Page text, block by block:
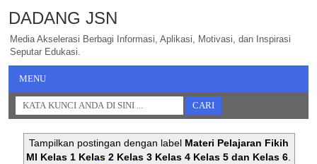
DADANG JSN
Media Akselerasi Berbagi Informasi, Aplikasi, Motivasi, dan Inspirasi
Seputar Edukasi.
MENU
Tampilkan postingan dengan label Materi Pelajaran Fikih
MI Kelas 1 Kelas 2 Kelas 3 Kelas 4 Kelas 5 dan Kelas 6